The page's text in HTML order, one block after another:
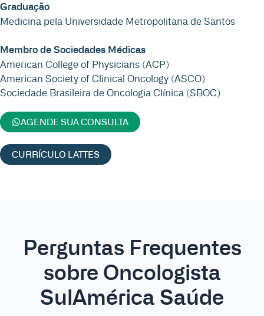
Graduação
Medicina pela Universidade Metropolitana de Santos
Membro de Sociedades Médicas
American College of Physicians (ACP)
American Society of Clinical Oncology (ASCO)
Sociedade Brasileira de Oncologia Clínica (SBOC)
AGENDE SUA CONSULTA
CURRÍCULO LATTES
Perguntas Frequentes
sobre Oncologista
SulAmérica Saúde